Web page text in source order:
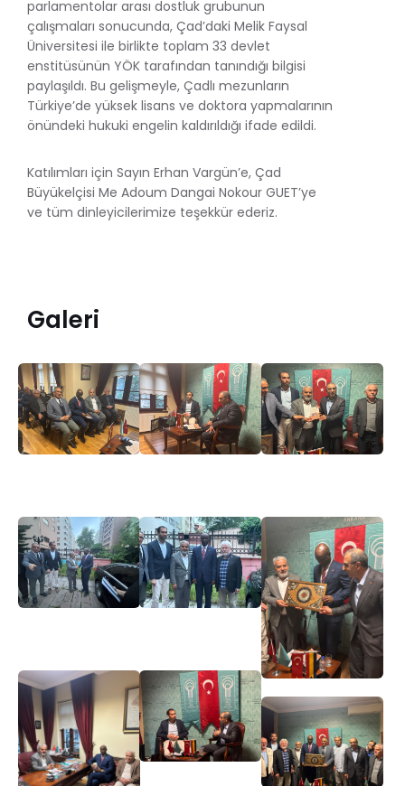
parlamentolar arası dostluk grubunun
çalışmaları sonucunda, Çad’daki Melik Faysal
Üniversitesi ile birlikte toplam 33 devlet
enstitüsünün YÖK tarafından tanındığı bilgisi
paylaşıldı. Bu gelişmeyle, Çadlı mezunların
Türkiye’de yüksek lisans ve doktora yapmalarının
önündeki hukuki engelin kaldırıldığı ifade edildi.
Katılımları için Sayın Erhan Vargün’e, Çad
Büyükelçisi Me Adoum Dangai Nokour GUET’ye
ve tüm dinleyicilerimize teşekkür ederiz.
Galeri